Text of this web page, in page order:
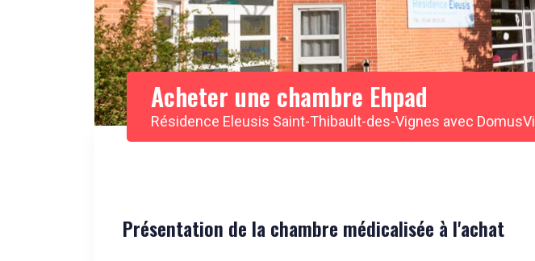
Acheter une chambre Ehpad
Résidence Eleusis Saint-Thibault-des-Vignes avec DomusVi
Présentation de la chambre médicalisée à l'achat